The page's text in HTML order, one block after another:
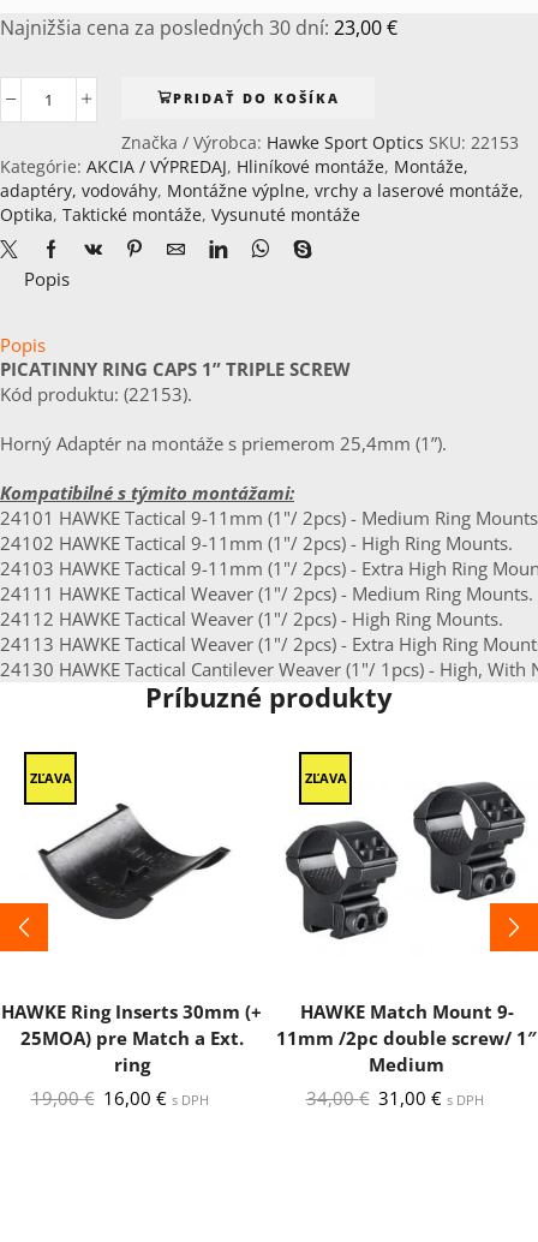
Najnižšia cena za posledných 30 dní: 23,00€
množstvo
Picatinny
Ring
Caps
(1",
triple
screw)
PRIDAŤ DO KOŠÍKA
Značka / Výrobca: Hawke Sport Optics SKU: 22153
Kategórie: AKCIA / VÝPREDAJ, Hliníkové montáže, Montáže,
adaptéry, vodováhy, Montážne výplne, vrchy a laserové montáže,
Optika, Taktické montáže, Vysunuté montáže
Popis
Popis
PICATINNY RING CAPS 1” TRIPLE SCREW
Kód produktu: (22153).
Horný Adaptér na montáže s priemerom 25,4mm (1”).
Kompatibilné s týmito montážami:
24101 HAWKE Tactical 9-11mm (1"/ 2pcs) - Medium Ring
24102 HAWKE Tactical 9-11mm (1"/ 2pcs) - High Ring Mounts.
24103 HAWKE Tactical 9-11mm (1"/ 2pcs) - Extra High Ring
24111 HAWKE Tactical Weaver (1"/ 2pcs) - Medium Ring Mounts.
24112 HAWKE Tactical Weaver (1"/ 2pcs) - High Ring Mounts.
24113 HAWKE Tactical Weaver (1"/ 2pcs) - Extra High Ring
24130 HAWKE Tactical Cantilever Weaver (1"/ 1pcs) - High, With
Príbuzné produkty
ZĽAVA
HAWKE Ring Inserts 30mm (+
25MOA) pre Match a Ext.
ring
19,00€ Pôvodná
16,00 €Aktuálna
s DPH
ZĽAVA
HAWKE Match Mount 9-
11mm /2pc double screw/ 1″
Medium
34,00€ Pôvodná
31,00 €Aktuálna
s DPH